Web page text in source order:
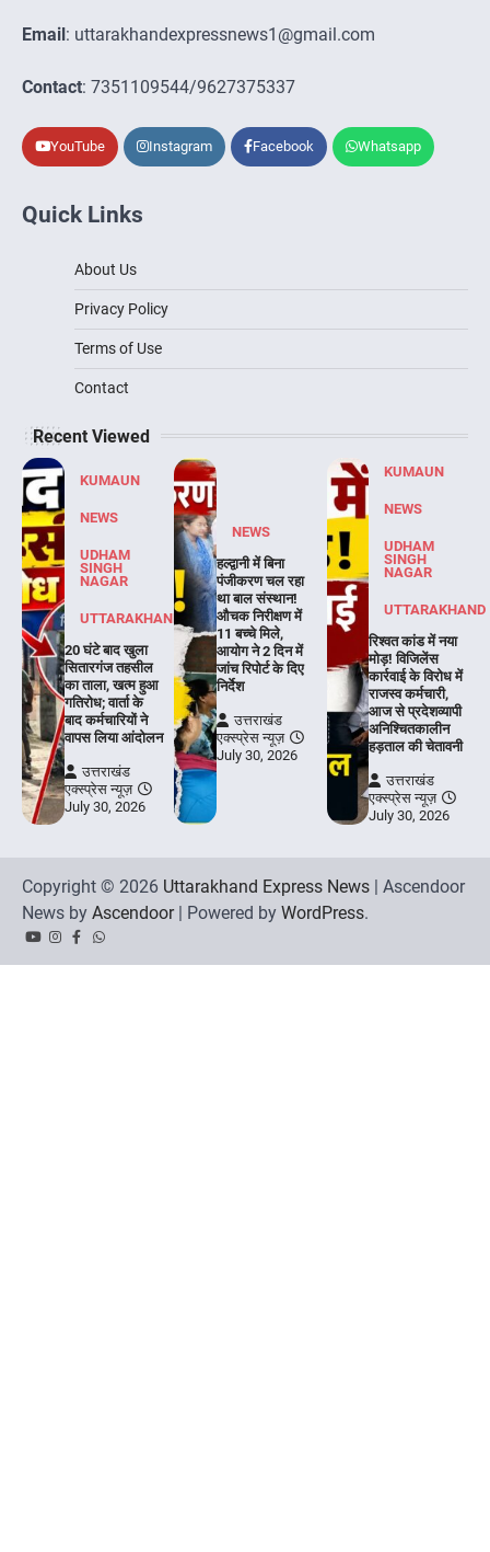
Email: uttarakhandexpressnews1@gmail.com
Contact: 7351109544/9627375337
YouTube Instagram Facebook Whatsapp
Quick Links
About Us
Privacy Policy
Terms of Use
Contact
Recent Viewed
KUMAUN
NEWS
UDHAM
SINGH
NAGAR
UTTARAKHAND
20 घंटे बाद खुला
सितारगंज तहसील
का ताला, खत्म हुआ
गतिरोध; वार्ता के
बाद कर्मचारियों ने
वापस लिया आंदोलन
उत्तराखंड
एक्स्प्रेस न्यूज़
July 30, 2026
NEWS
हल्द्वानी में बिना
पंजीकरण चल रहा
था बाल संस्थान!
औचक निरीक्षण में
11 बच्चे मिले,
आयोग ने 2 दिन में
जांच रिपोर्ट के दिए
निर्देश
उत्तराखंड
एक्स्प्रेस न्यूज़
July 30, 2026
KUMAUN
NEWS
UDHAM
SINGH
NAGAR
UTTARAKHAND
रिश्वत कांड में नया
मोड़! विजिलेंस
कार्रवाई के विरोध में
राजस्व कर्मचारी,
आज से प्रदेशव्यापी
अनिश्चितकालीन
हड़ताल की चेतावनी
उत्तराखंड
एक्स्प्रेस न्यूज़
July 30, 2026
Copyright © 2026 Uttarakhand Express News | Ascendoor
News by Ascendoor| Powered by WordPress.
YouTubeInstagram
Facebook
Whatsapp